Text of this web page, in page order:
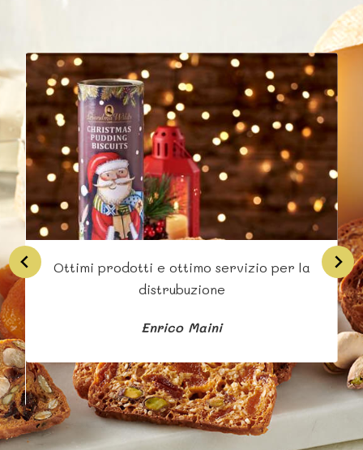
Ottimi prodotti e ottimo servizio per la
distrubuzione
Enrico Maini